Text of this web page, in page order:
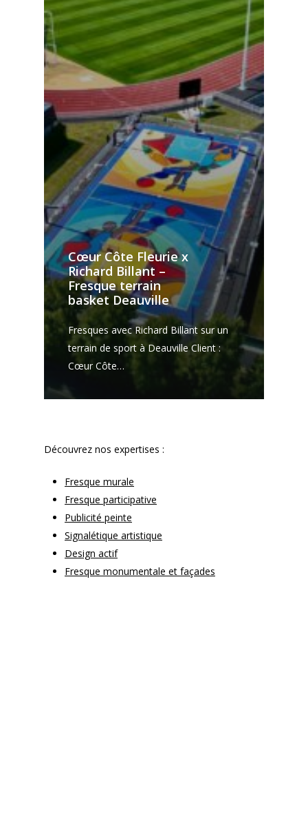
Cœur Côte Fleurie x
Richard Billant –
Fresque terrain
basket Deauville
Fresques avec Richard Billant sur un
terrain de sport à Deauville Client :
Cœur Côte…
Découvrez nos expertises :
Fresque murale
Fresque participative
Publicité peinte
Signalétique artistique
Design actif
Fresque monumentale et façades